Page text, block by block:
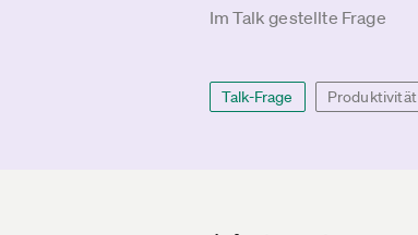
Im Talk gestellte Frage
Talk-Frage Produktivität